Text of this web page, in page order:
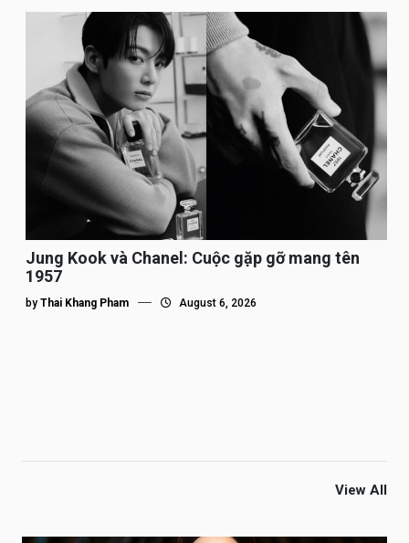
Jung Kook và Chanel: Cuộc gặp gỡ mang tên
1957
by Thai Khang Pham August 6, 2026
View All